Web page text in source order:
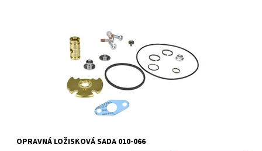
Skladem
741
Jrone
2 roky
OPRAVNÁ LOŽISKOVÁ SADA 010-066